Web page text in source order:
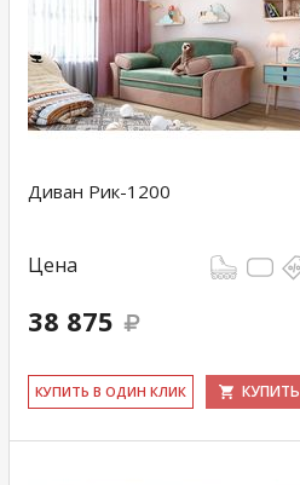
Диван Рик-1200
Цена
38 875
КУ­ПИТЬ В ОДИН КЛИК КУПИТЬ